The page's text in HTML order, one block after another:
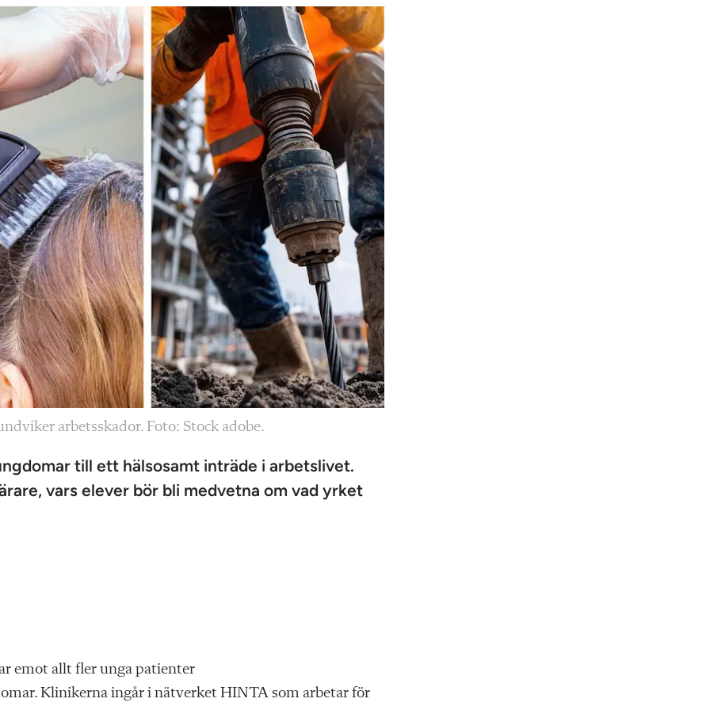
arbetsskador. Foto: Stock adobe.
till ett hälsosamt inträde i arbetslivet.
vars elever bör bli medvetna om vad yrket
emot allt fler unga patienter
Klinikerna ingår i nätverket HINTA som arbetar för